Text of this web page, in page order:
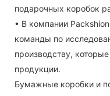
подарочных коробок
• В компании
команды по
производству,
продукции.
Бумажные коробки и